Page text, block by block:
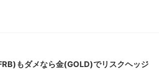
もダメなら金(GOLD)でリスクヘッジ